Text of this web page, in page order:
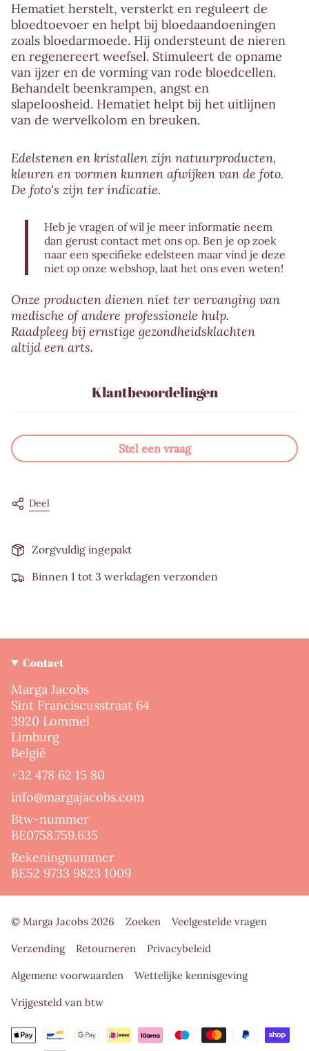
Hematiet herstelt, versterkt en reguleert de
bloedtoevoer en helpt bij bloedaandoeningen
zoals bloedarmoede. Hij ondersteunt de nieren
en regenereert weefsel. Stimuleert de opname
van ijzer en de vorming van rode bloedcellen.
Behandelt beenkrampen, angst en
slapeloosheid. Hematiet helpt bij het uitlijnen
van de wervelkolom en breuken.
Edelstenen en kristallen zijn natuurproducten,
kleuren en vormen kunnen afwijken van de foto.
De foto's zijn ter indicatie.
Heb je vragen of wil je meer informatie neem
dan gerust contact met ons op. Ben je op zoek
naar een specifieke edelsteen maar vind je deze
niet op onze webshop, laat het ons even weten!
Onze producten dienen niet ter vervanging van
medische of andere professionele hulp.
Raadpleeg bij ernstige gezondheidsklachten
altijd een arts.
Klantbeoordelingen
Stel een vraag
Deel
Zorgvuldig ingepakt
Binnen 1 tot 3 werkdagen verzonden
Contact
Marga Jacobs
Sint Franciscusstraat 64
3920 Lommel
Limburg
België
+32 478 62 15 80
info@margajacobs.com
Btw-nummer
BE0758.759.635
Rekeningnummer
BE52 9733 9823 1009
© Marga Jacobs 2026 Zoeken Veelgestelde vragen
Verzending Retourneren Privacybeleid
Algemene voorwaarden Wettelijke kennisgeving
Vrijgesteld van btw